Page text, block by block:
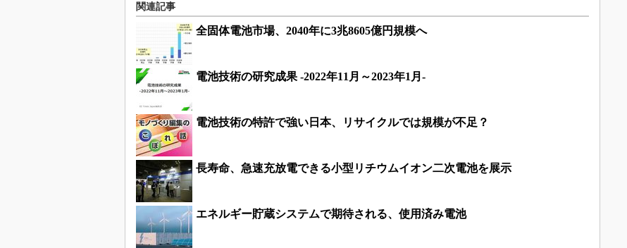
関連記事
全固体電池市場、2040年に3兆8605億円規模へ
電池技術の研究成果 -2022年11月～2023年1月-
電池技術の特許で強い日本、リサイクルでは規模が不足？
長寿命、急速充放電できる小型リチウムイオン二次電池を展示
エネルギー貯蔵システムで期待される、使用済み電池